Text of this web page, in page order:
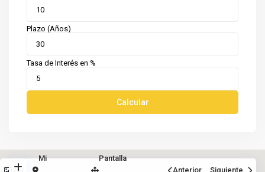
Plazo (Años)
Tasa de Interés en %
Calcular
Ver
Mi Pantalla
Anterior Siguiente